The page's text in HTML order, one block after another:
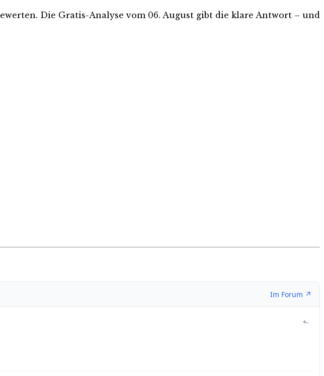
Die Gratis-Analyse vom 06. August gibt die klare Antwort – und